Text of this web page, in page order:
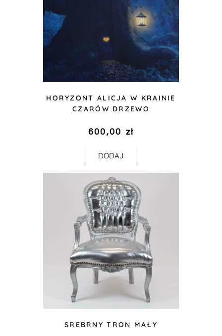
HORYZONT ALICJA W KRAINIE
CZARÓW DRZEWO
600,00 zł
DODAJ
SREBRNY TRON MAŁY